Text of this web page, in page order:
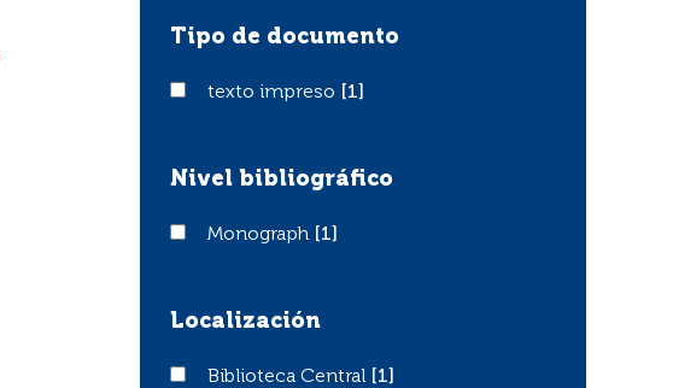
Tipo de documento
texto impreso
texto impreso [1]
Nivel bibliográfico
Monograph
Monograph [1]
Localización
Biblioteca Central
Biblioteca Central [1]